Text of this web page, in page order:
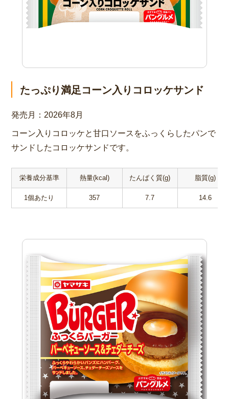
たっぷり満足コーン入りコロッケサンド
発売月：2026年8月
コーン入りコロッケと甘口ソースをふっくらしたパンで
サンドしたコロッケサンドです。
栄養成分基準
1個あたり
熱量(kcal)
357
たんぱく質(g)
7.7
脂質(g)
14.6